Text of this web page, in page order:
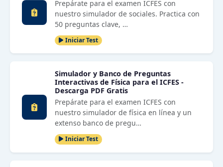
Prepárate para el examen ICFES con
nuestro simulador de sociales. Practica con
50 preguntas clave, …
Iniciar Test
Simulador y Banco de Preguntas
Interactivas de Física para el ICFES -
Descarga PDF Gratis
Prepárate para el examen ICFES con
nuestro simulador de física en línea y un
extenso banco de pregu…
Iniciar Test